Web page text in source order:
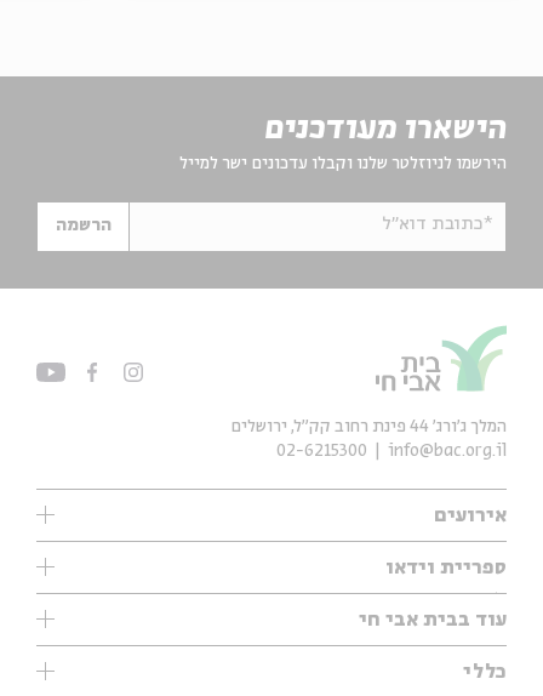
הישארו מעודכנים
הירשמו לניוזלטר שלנו וקבלו עדכונים ישר למייל
*כתובת דוא"ל הרשמה
אירועים
עיון
אנגלית
נוער
ספריית וידאו
ילדים
מוזיקה
עיון
עוד בבית אבי חי
תערוכות
מיוחדים
כללי
המלך ג'ורג' 44 פינת רחוב קק״ל, ירושלים
info@bac.org.il
02-6215300